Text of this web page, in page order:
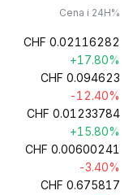
Cena i 24H%
CHF 0.02116282
+17.80%
CHF 0.094623
-12.40%
CHF 0.01233784
+15.80%
CHF 0.00600241
-3.40%
CHF 0.675817